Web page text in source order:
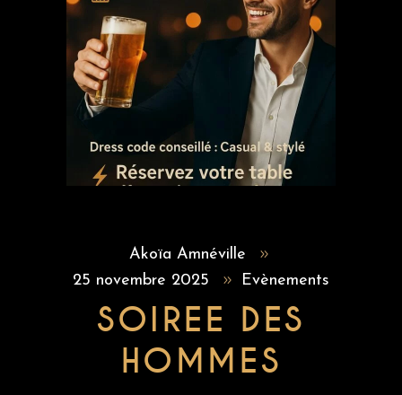
Akoïa Amnéville
25 novembre 2025
Evènements
SOIREE DES
HOMMES